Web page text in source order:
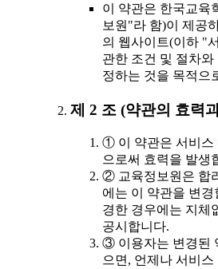
이 약관은 한국교육
보원"라 함)이 제공
의 웹사이트(이하 "
관한 조건 및 절차
정하는 것을 목적으
제 2 조 (약관의 효력
① 이 약관은 서비스
으로써 효력을 발생
② 교육정보원은 합
에는 이 약관을 변경
경한 경우에는 지체
공시합니다.
③ 이용자는 변경된
으면, 언제나 서비스